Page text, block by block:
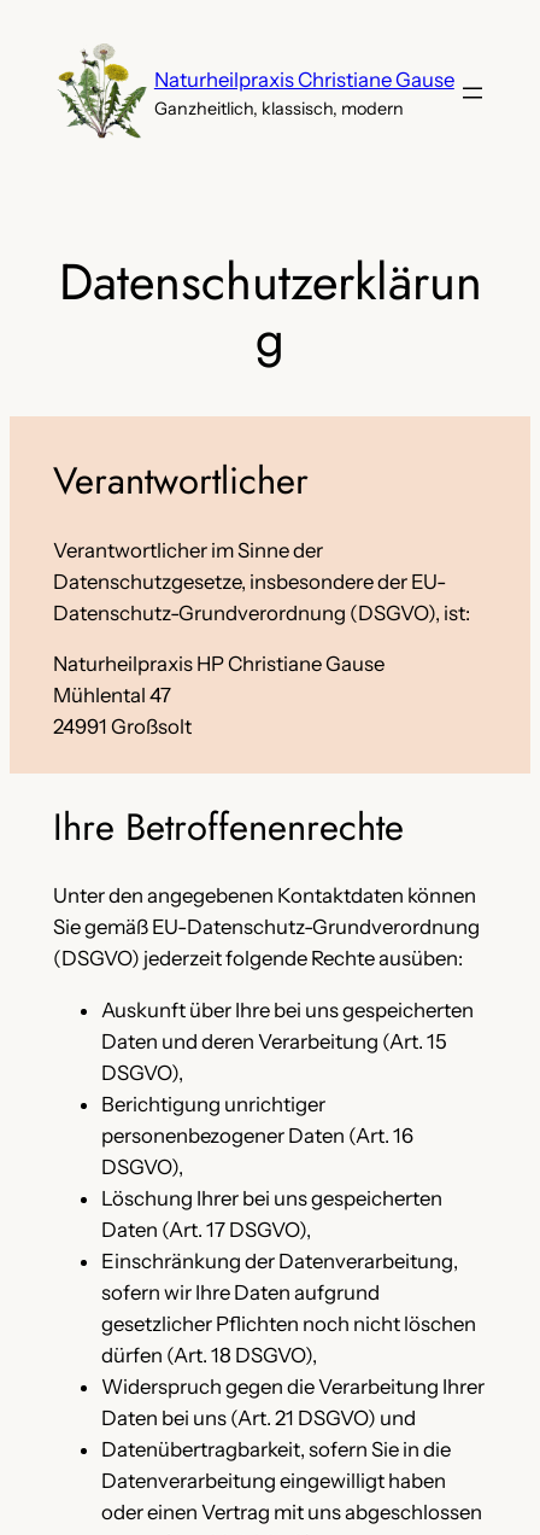
springen
Naturheilpraxis Christiane Gause
Ganzheitlich, klassisch, modern
Datenschutzerklärun
g
Verantwortlicher
Verantwortlicher im Sinne der
Datenschutzgesetze, insbesondere der EU-
Datenschutz-Grundverordnung (DSGVO), ist:
Naturheilpraxis HP Christiane Gause
Mühlental 47
24991 Großsolt
Ihre Betroffenenrechte
Unter den angegebenen Kontaktdaten können
Sie gemäß EU-Datenschutz-Grundverordnung
(DSGVO) jederzeit folgende Rechte ausüben:
Auskunft über Ihre bei uns gespeicherten
Daten und deren Verarbeitung (Art. 15
DSGVO),
Berichtigung unrichtiger
personenbezogener Daten (Art. 16
DSGVO),
Löschung Ihrer bei uns gespeicherten
Daten (Art. 17 DSGVO),
Einschränkung der Datenverarbeitung,
sofern wir Ihre Daten aufgrund
gesetzlicher Pflichten noch nicht löschen
dürfen (Art. 18 DSGVO),
Widerspruch gegen die Verarbeitung Ihrer
Daten bei uns (Art. 21 DSGVO) und
Datenübertragbarkeit, sofern Sie in die
Datenverarbeitung eingewilligt haben
oder einen Vertrag mit uns abgeschlossen